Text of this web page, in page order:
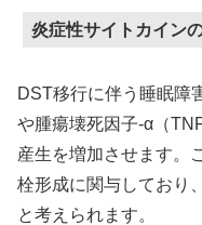
炎症性サイトカイン
DST移行に伴う睡眠障
や腫瘍壊死因子-α（
産生を増加させます。
栓形成に関与しており
と考えられます。